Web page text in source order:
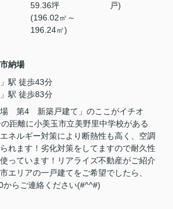
59.36坪
(196.02㎡～
196.24㎡)
戸)
納場
」駅 徒歩43分
」駅 徒歩83分
場 第4 新築戸建て」のここがイチオ
距離に小美玉市立美野里中学校がある
ネルギー対策により断熱性も高く、空調
れます！劣化対策をしてますので耐久性
っています！リアライズ不動産がご紹介
エリアの一戸建てをご希望でしたら、
からご連絡ください(#^^#)